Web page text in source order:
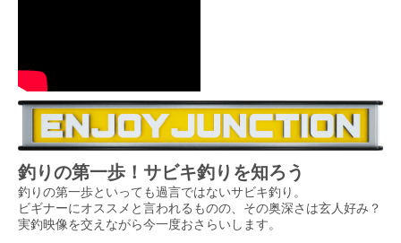
釣りの第一歩！サビキ釣りを知ろう
釣りの第一歩といっても過言ではないサビキ釣り。
ビギナーにオススメと言われるものの、その奥深さは玄人好み？
実釣映像を交えながら今一度おさらいします。